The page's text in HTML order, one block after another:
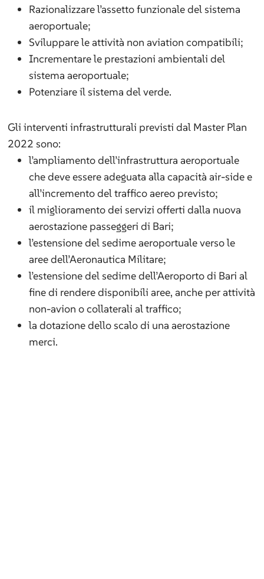
Razionalizzare l’assetto funzionale del sistema
aeroportuale;
Sviluppare le attività non aviation compatibili;
Incrementare le prestazioni ambientali del
sistema aeroportuale;
Potenziare il sistema del verde.
Gli interventi infrastrutturali previsti dal Master Plan
2022 sono:
l’ampliamento dell’infrastruttura aeroportuale
che deve essere adeguata alla capacità air-side e
all’incremento del traffico aereo previsto;
il miglioramento dei servizi offerti dalla nuova
aerostazione passeggeri di Bari;
l’estensione del sedime aeroportuale verso le
aree dell’Aeronautica Militare;
l’estensione del sedime dell’Aeroporto di Bari al
fine di rendere disponibili aree, anche per attività
non-avion o collaterali al traffico;
la dotazione dello scalo di una aerostazione
merci.